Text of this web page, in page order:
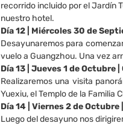
recorrido incluido por el Jardín
nuestro hotel.
Día 12 | Miércoles 30 de
Desayunaremos para
vuelo a Guangzhou. Una vez
Día 13 | Jueves 1 de Octubre
Realizaremos una visita
Yuexiu, el Templo de la Familia
Día 14 | Viernes 2 de
Luego del desayuno nos